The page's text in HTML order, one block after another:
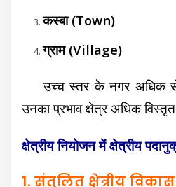
कस्बा (Town)
ग्राम (Village)
उच्च स्तर के नगर अधिक
उनका प्रभाव क्षेत्र अधिक विस्तृत
क्षेत्रीय नियोजन में क्षेत्रीय
1. संतुलित क्षेत्रीय